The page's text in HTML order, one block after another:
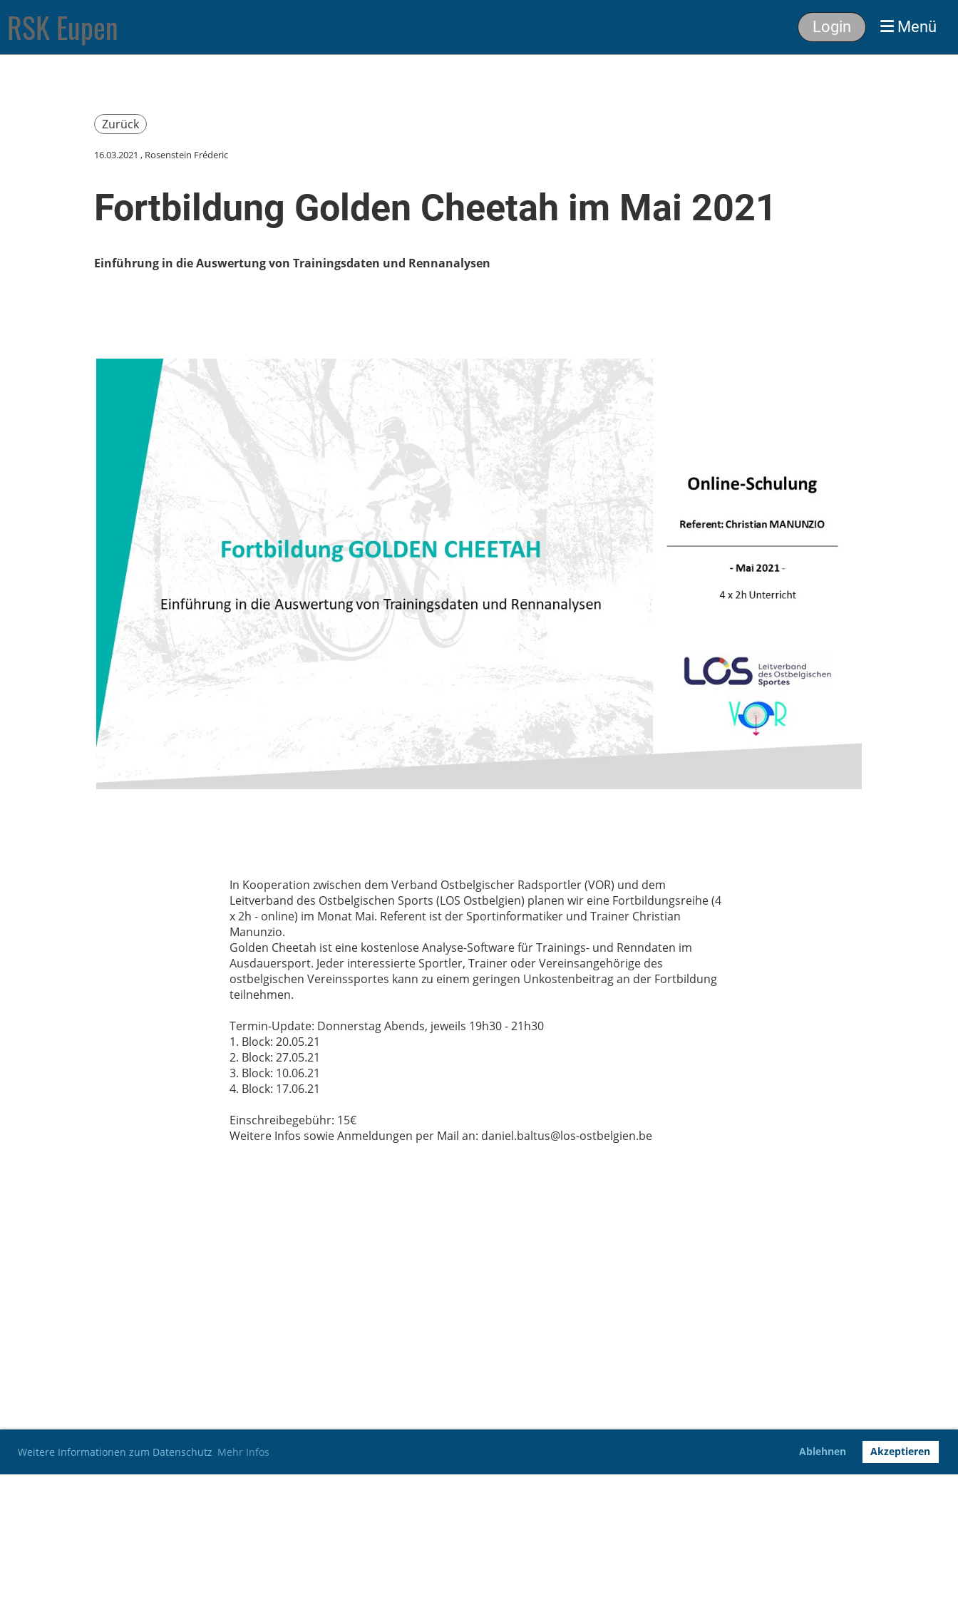
Weitere Informationen zum Datenschutz Mehr Infos Ablehnen Akzeptieren
RSK Eupen Login Menü
Zurück
16.03.2021 , Rosenstein Fréderic
Fortbildung Golden Cheetah im Mai 2021
Einführung in die Auswertung von Trainingsdaten und Rennanalysen
In Kooperation zwischen dem Verband Ostbelgischer Radsportler (VOR) und dem
Leitverband des Ostbelgischen Sports (LOS Ostbelgien) planen wir eine Fortbildungsreihe (4
x 2h - online) im Monat Mai. Referent ist der Sportinformatiker und Trainer Christian
Manunzio.
Golden Cheetah ist eine kostenlose Analyse-Software für Trainings- und Renndaten im
Ausdauersport. Jeder interessierte Sportler, Trainer oder Vereinsangehörige des
ostbelgischen Vereinssportes kann zu einem geringen Unkostenbeitrag an der Fortbildung
teilnehmen.
Termin-Update: Donnerstag Abends, jeweils 19h30 - 21h30
1. Block: 20.05.21
2. Block: 27.05.21
3. Block: 10.06.21
4. Block: 17.06.21
Einschreibegebühr: 15€
Weitere Infos sowie Anmeldungen per Mail an: daniel.baltus@los-ostbelgien.be